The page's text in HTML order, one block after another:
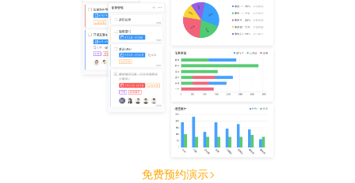
免费预约演示